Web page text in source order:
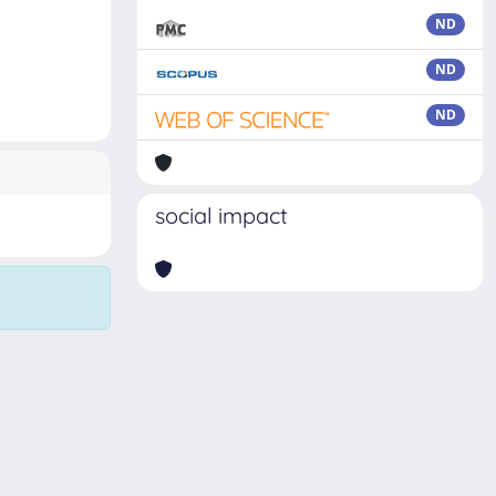
ND
ND
ND
social impact